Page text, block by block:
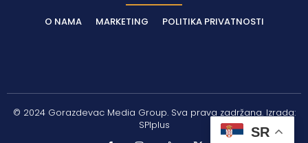
O NAMA MARKETING POLITIKA PRIVATNOSTI
© 2024 Gorazdevac Media Group. Sva prava zadržana. Izrada:
SPIplus
SR